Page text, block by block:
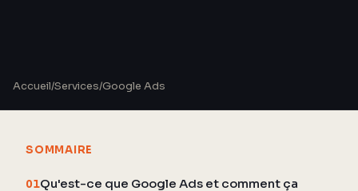
Accueil/Services/Google Ads
SOMMAIRE
01Qu'est-ce que Google Ads et comment ça